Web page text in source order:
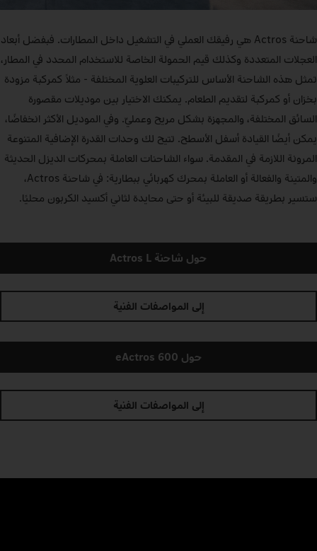
شاحنة Actros هي رفيقك العملي في التشغيل داخل المطارات. فبفضل أبعاد
العجلات المتعددة وكذلك قيم الحمولة الخاصة للاستخدام المحدد في المطار،
تمثل هذه الشاحنة الأساس للتركيبات العلوية المختلفة - مثلاً كمركبة مزودة
بخزان أو كمركبة لتقديم الطعام. يمكنك الاختيار بين موديلات مقصورة
السائق المختلفة، والمجهزة بشكل مريح وعمليّ. وفي الموديل الأكثر انخفاضًا،
يمكن أيضًا القيادة أسفل الأسطح. تتيح لك وحدات القدرة الإضافية المتنوعة
المرونة اللازمة في المقدمة. سواء الشاحنات العاملة بمحركات الديزل الحديثة
والمتينة والفعالة أو العاملة بمحرك كهربائي ببطارية: في شاحنة Actros،
ستسير بطريقة صديقة للبيئة أو حتى محايدة لثاني أكسيد الكربون محليًا.
حول شاحنة Actros L
إلى المواصفات الفنية
حول eActros 600
إلى المواصفات الفنية